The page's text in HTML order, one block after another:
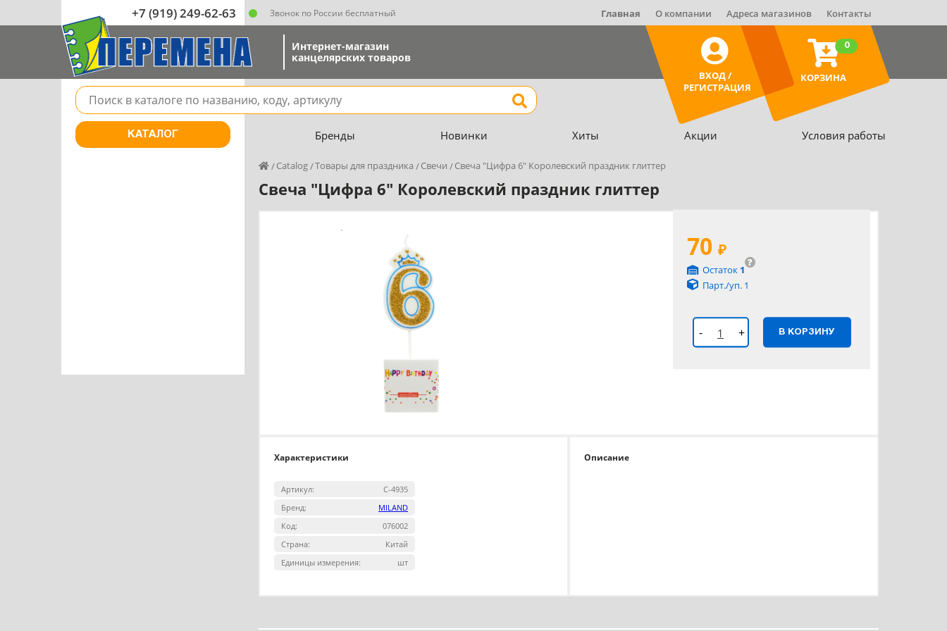
+7 (919) 249-62-63 Звонок по России бесплатный Главная О компании Адреса магазинов Контакты
Интернет-магазин
канцелярских товаров
ВХОД /
РЕГИСТРАЦИЯ
КОРЗИНА
0
Поле для поиска товара в каталоге Найти
КАТАЛОГ Бренды Новинки Хиты Акции Условия работы
Catalog Товары для праздника Свечи Свеча "Цифра 6" Королевский праздник глиттер
Свеча "Цифра 6" Королевский праздник глиттер
70 ₽
?
Остаток 1
Парт./уп. 1
- + В КОРЗИНУ
Характеристики
Артикул:
С-4935
Бренд:
MILAND
Код:
076002
Страна:
Китай
Единицы измерения:
шт
Описание